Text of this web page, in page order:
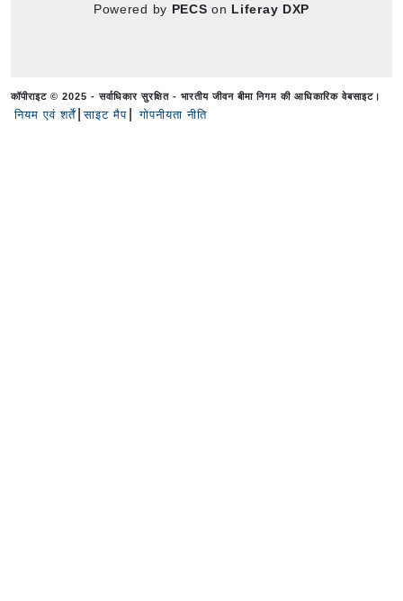
Powered by PECS on Liferay DXP
कॉपीराइट © 2025 - सर्वाधिकार सुरक्षित - भारतीय जीवन बीमा निगम की आधिकारिक वेबसाइट।
नियम एवं शर्तें साइट मैप गोपनीयता नीति